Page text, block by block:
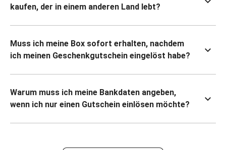
kaufen, der in einem anderen Land lebt?
Muss ich meine Box sofort erhalten, nachdem
ich meinen Geschenkgutschein eingelöst habe?
Warum muss ich meine Bankdaten angeben,
wenn ich nur einen Gutschein einlösen möchte?